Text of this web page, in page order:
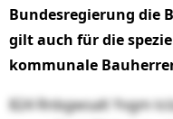
Bundesregierung die
gilt auch für die
kommunale
824 Rnbgwsalt Yvgm